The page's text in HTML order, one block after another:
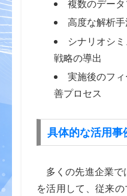
複数のデー
高度な解析
シナリオシ
戦略の導出
実施後のフ
善プロセス
具体的な活用事
多くの先進企業
を活用して、従来